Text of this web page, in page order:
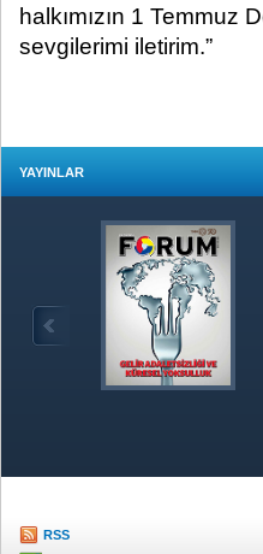
halkımızın 1 Temmuz
sevgilerimi iletirim.”
YAYINLAR
RSS